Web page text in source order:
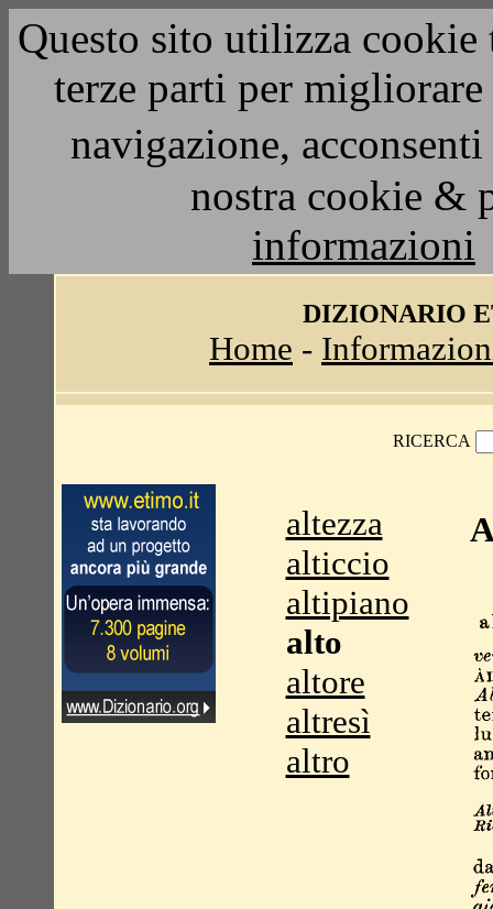
Questo sito utilizza
terze parti per
navigazione,
nostra cookie &
informazioni
DIZIONARIO
Home -
RICERCA
altezza
alticcio
altipiano
alto
altore
altresì
altro